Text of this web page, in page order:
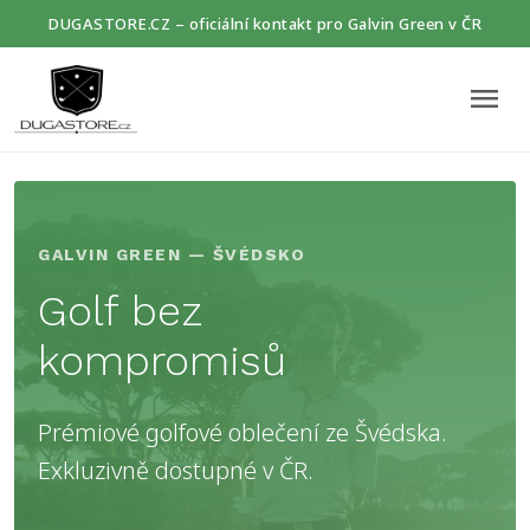
DUGASTORE.CZ – oficiální kontakt pro Galvin Green v ČR
menu
GALVIN GREEN — ŠVÉDSKO
Golf bez
kompromisů
Prémiové golfové oblečení ze Švédska.
Exkluzivně dostupné v ČR.